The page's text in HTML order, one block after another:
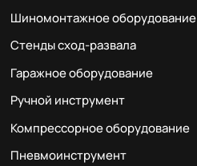
Шиномонтажное оборудование
Стенды сход-развала
Гаражное оборудование
Ручной инструмент
Компрессорное оборудование
Пневмоинструмент